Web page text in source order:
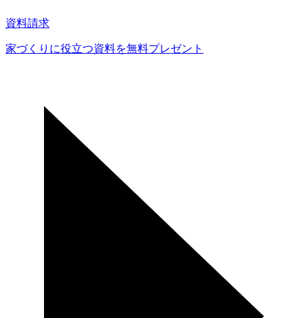
資料請求
家づくりに役立つ資料を無料プレゼント